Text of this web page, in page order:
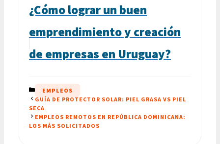
¿Cómo lograr un buen
emprendimiento y creación
de empresas en Uruguay?
CATEGORÍAS
EMPLEOS
GUÍA DE PROTECTOR SOLAR: PIEL GRASA VS PIEL
SECA
EMPLEOS REMOTOS EN REPÚBLICA DOMINICANA:
LOS MÁS SOLICITADOS